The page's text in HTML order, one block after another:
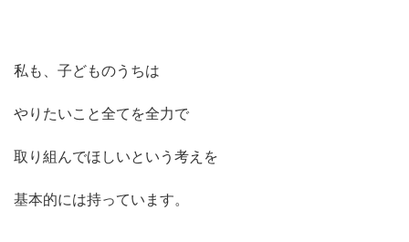
私も、子どものうちは
やりたいこと全てを全力で
取り組んでほしいという考えを
基本的には持っています。